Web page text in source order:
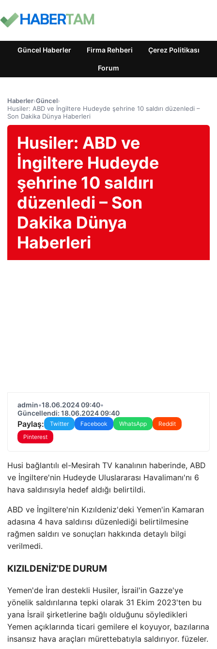
Güncel Haberler Firma Rehberi Çerez Politikası
Forum
Haberler›Güncel›
Husiler: ABD ve İngiltere Hudeyde şehrine 10 saldırı düzenledi –
Son Dakika Dünya Haberleri
Husiler: ABD ve
İngiltere Hudeyde
şehrine 10 saldırı
düzenledi – Son
Dakika Dünya
Haberleri
admin•18.06.2024 09:40•
Güncellendi: 18.06.2024 09:40
Paylaş: Twitter Facebook WhatsApp
Reddit
Pinterest
Husi bağlantılı el-Mesirah TV kanalının haberinde, ABD
ve İngiltere'nin Hudeyde Uluslararası Havalimanı'nı 6
hava saldırısıyla hedef aldığı belirtildi.
ABD ve İngiltere'nin Kızıldeniz'deki Yemen'in Kamaran
adasına 4 hava saldırısı düzenlediği belirtilmesine
rağmen saldırı ve sonuçları hakkında detaylı bilgi
verilmedi.
KIZILDENİZ'DE DURUM
Yemen'de İran destekli Husiler, İsrail'in Gazze'ye
yönelik saldırılarına tepki olarak 31 Ekim 2023'ten bu
yana İsrail şirketlerine bağlı olduğunu söyledikleri
Yemen açıklarında ticari gemilere el koyuyor, bazılarına
insansız hava araçları mürettebatıyla saldırıyor. füzeler.